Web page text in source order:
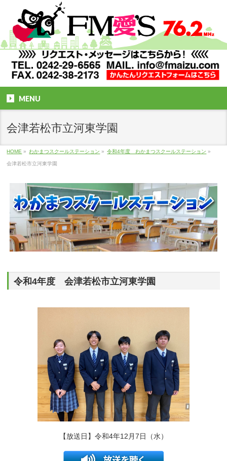
MENU
会津若松市立河東学園
HOME » わかまつスクールステーション » 令和4年度 わかまつスクールステーション »
会津若松市立河東学園
令和4年度 会津若松市立河東学園
【放送日】令和4年12月7日（水）